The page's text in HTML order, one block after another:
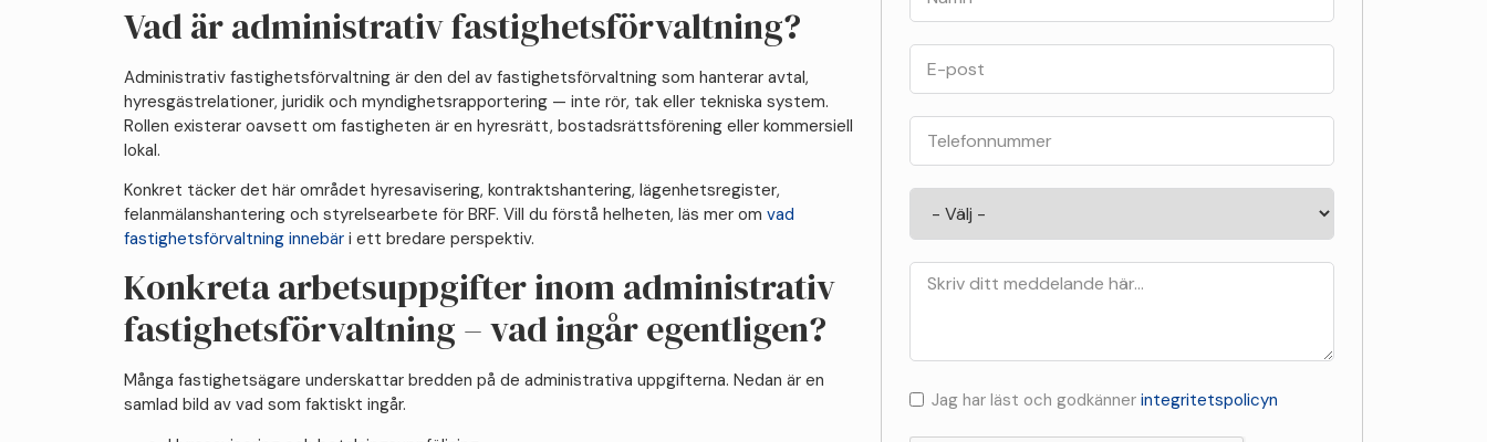
Vad är administrativ fastighetsförvaltning?
Administrativ fastighetsförvaltning är den del av fastighetsförvaltning som hanterar avtal,
hyresgästrelationer, juridik och myndighetsrapportering — inte rör, tak eller tekniska system.
Rollen existerar oavsett om fastigheten är en hyresrätt, bostadsrättsförening eller kommersiell
lokal.
Konkret täcker det här området hyresavisering, kontraktshantering, lägenhetsregister,
felanmälanshantering och styrelsearbete för BRF. Vill du förstå helheten, läs mer om vad
fastighetsförvaltning innebär i ett bredare perspektiv.
Konkreta arbetsuppgifter inom administrativ
fastighetsförvaltning – vad ingår egentligen?
Många fastighetsägare underskattar bredden på de administrativa uppgifterna. Nedan är en
samlad bild av vad som faktiskt ingår.
Jag har läst och godkänner integritetspolicyn